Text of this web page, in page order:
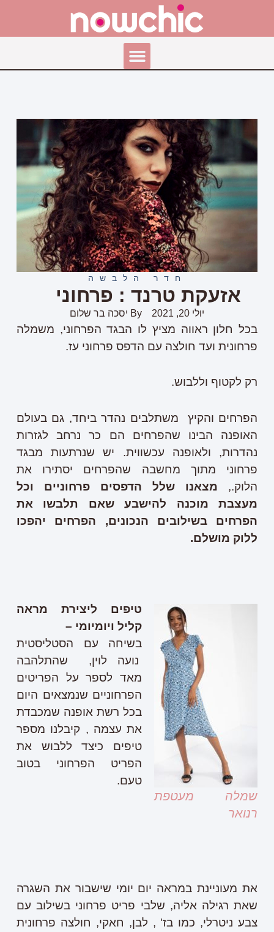
חדר הלבשה
אזעקת טרנד : פרחוני
יולי 20, 2021 By יסכה בר שלום
בכל חלון ראווה מציץ לו הבגד הפרחוני, משמלה
פרחונית ועד חולצה עם הדפס פרחוני עז.
רק לקטוף וללבוש.
הפרחים והקיץ משתלבים נהדר ביחד, גם בעולם
האופנה הבינו שהפרחים הם כר נרחב לגזרות
נהדרות, ולאופנה עכשווית. יש שנרתעות מבגד
פרחוני מתוך מחשבה שהפרחים יסתירו את
הלוק., מצאנו שלל הדפסים פרחוניים וכל
מעצבת מוכנה להישבע שאם תלבשו את
הפרחים בשילובים הנכונים, הפרחים יהפכו
ללוק מושלם.
שמלה מעטפת
רנואר
טיפים ליצירת מראה
קליל ויומיומי –
בשיחה עם הסטליסטית
נועה לוין, שהתלהבה
מאד לספר על הפריטים
הפרחוניים שנמצאים היום
בכל רשת אופנה שמכבדת
את עצמה , קיבלנו מספר
טיפים כיצד ללבוש את
הפריט הפרחוני בטוב
טעם.
את מעוניינת במראה יום יומי שישבור את השגרה
שאת רגילה אליה, שלבי פריט פרחוני בשילוב עם
צבע ניטרלי, כמו בז' , לבן, חאקי, חולצה פרחונית